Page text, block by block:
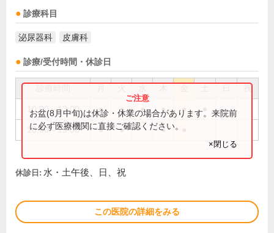
診療科目
泌尿器科 皮膚科
診療/受付時間・休診日
祝
10:00～13:00 ● ● ● ● ●
16:00～19:00 ● ● ●
お盆(8月中旬)は休診・休業の場合があります。来院前
に必ず医療機関に直接ご確認ください。
×閉じる
休診日: 水・土午後、日、祝
この医院の詳細をみる